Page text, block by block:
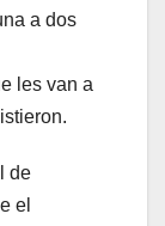
a dos
les van a
de
el